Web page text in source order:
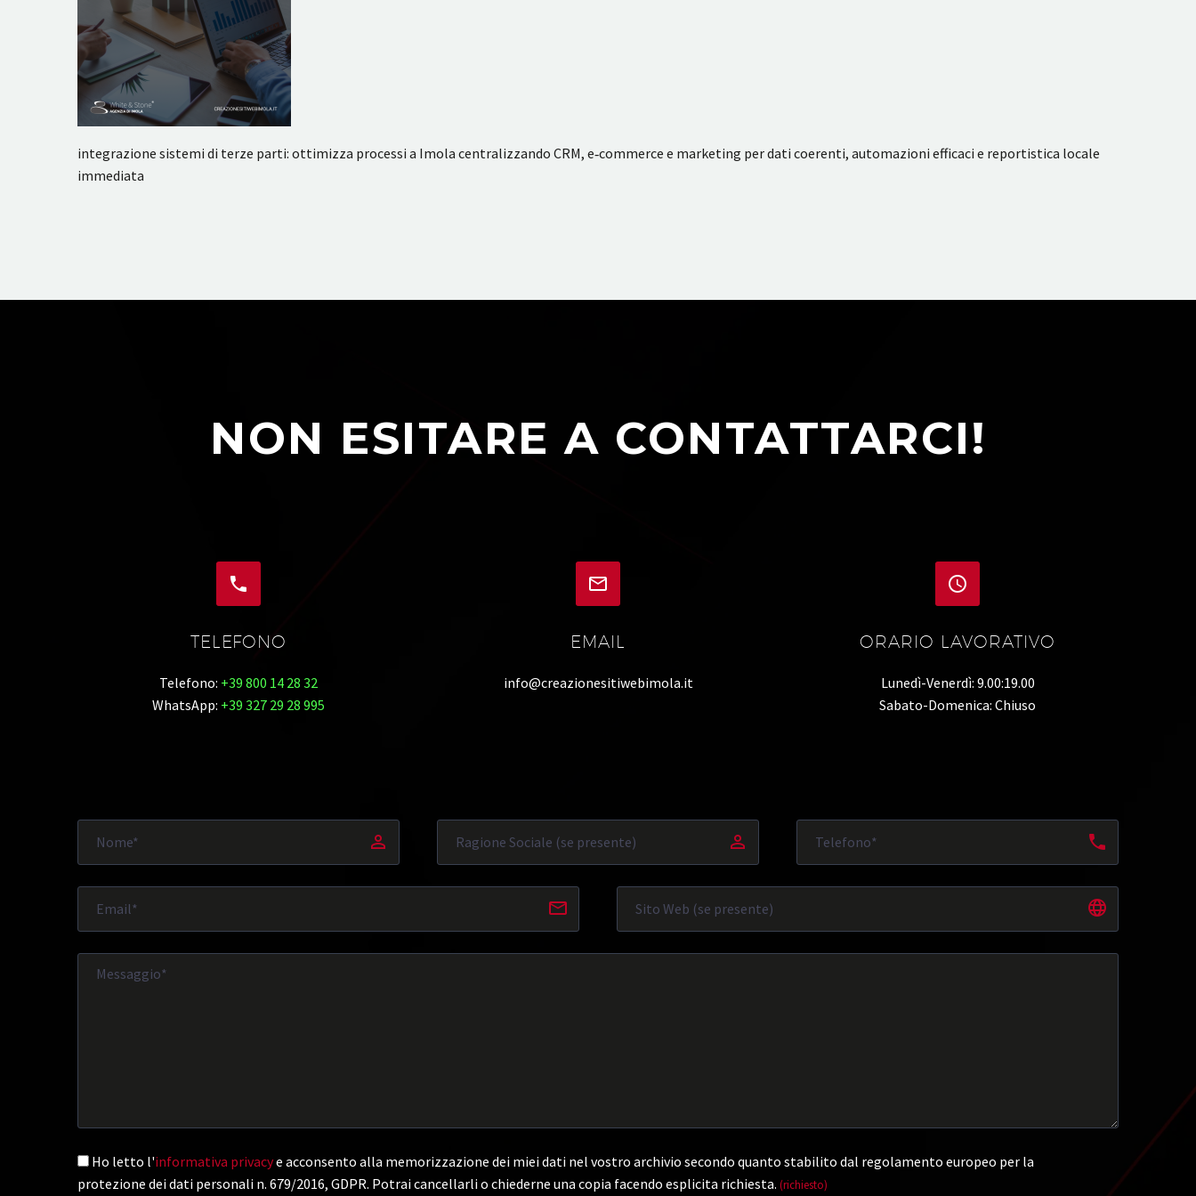
integrazione sistemi di terze parti: ottimizza processi a Imola centralizzando CRM, e‑commerce e marketing per dati coerenti, automazioni efficaci e reportistica locale
immediata
NON ESITARE A CONTATTARCI!


TELEFONO
Telefono: +39 800 14 28 32
WhatsApp: +39 327 29 28 995


EMAIL
info@creazionesitiwebimola.it


ORARIO LAVORATIVO
Lunedì-Venerdì: 9.00:19.00
Sabato-Domenica: Chiuso
Ho letto l'informativa privacye acconsento alla memorizzazione dei miei dati nel vostro archivio secondo quanto stabilito dal regolamento europeo per la
protezione dei dati personali n. 679/2016, GDPR. Potrai cancellarli o chiederne una copia facendo esplicita richiesta. (richiesto)